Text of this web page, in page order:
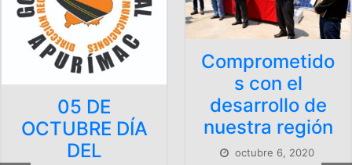
Comprometido
s con el
desarrollo de
nuestra región